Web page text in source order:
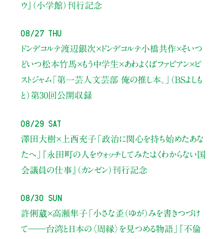
ウ』（小学館）刊行記念
08/27 Thu
ドンデコルテ渡辺銀次×ドンデコルテ小橋共作×そいつ
どいつ松本竹馬×もう中学生×あわよくばファビアン×ピ
ストジャム「第一芸人文芸部 俺の推し本。」（BSよしも
と） 第30回公開収録
08/29 Sat
澤田大樹×上西充子 「政治に関心を持ち始めたあな
たへ」
『永田町の人をウォッチしてみた：よくわからない国
会議員の仕事』（カンゼン）刊行記念
08/30 Sun
許俐葳×高瀬隼子 「小さな歪（ゆが）みを書きつづけ
て――台湾と日本の〈周縁〉を見つめる物語」
『不倫